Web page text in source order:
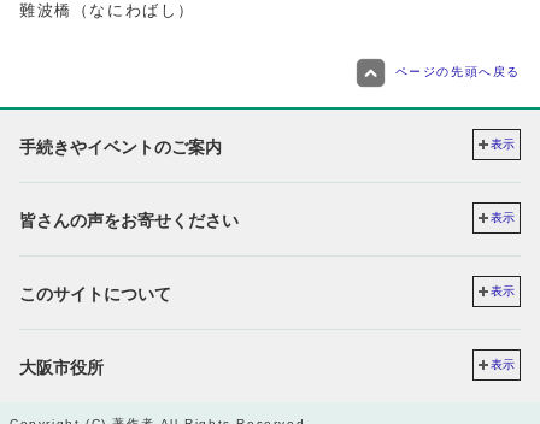
難波橋（なにわばし）
ページの先頭へ戻る
手続きやイベントのご案内 表示
皆さんの声をお寄せください 表示
このサイトについて 表示
大阪市役所 表示